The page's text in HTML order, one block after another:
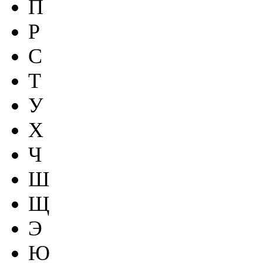
П
Р
С
Т
У
Х
Ч
Ш
Щ
Э
Ю